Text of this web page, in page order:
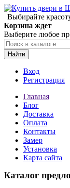
Выбирайте
Корзина ждет
Выберите любое
Найти
Вход
Регистрация
Главная
Блог
Доставка
Оплата
Контакты
Замер
Установка
Карта сайта
Каталог